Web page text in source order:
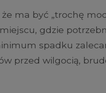
ma być „trochę
gdzie
spadku
przed wilgocią,